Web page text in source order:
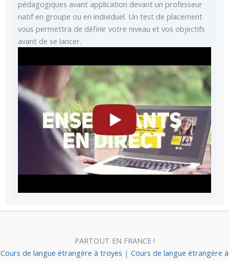
pédagogiques avant application devant un professeur
natif en groupe ou en individuel. Un test de placement
vous permettra de définir votre niveau et vos objectifs
avant de se lancer.
PARTOUT EN FRANCE !
Cours de langue étrangère à troyes | Cours de langue étrangère à